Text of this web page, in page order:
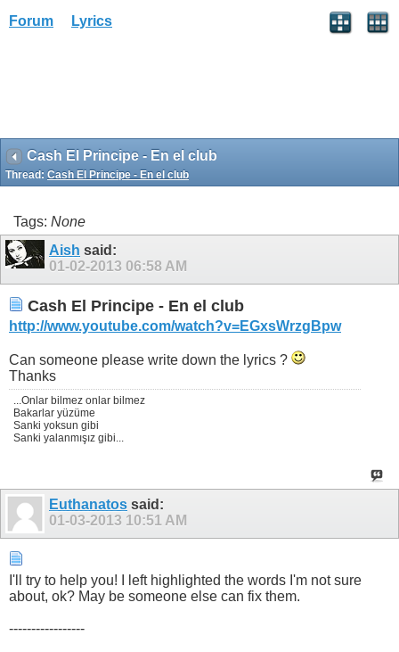
Forum Lyrics
Cash El Principe - En el club
Thread: Cash El Principe - En el club
Tags: None
Aish said:
01-02-2013 06:58 AM
Cash El Principe - En el club
http://www.youtube.com/watch?v=EGxsWrzgBpw
Can someone please write down the lyrics ?
Thanks
...Onlar bilmez onlar bilmez
Bakarlar yüzüme
Sanki yoksun gibi
Sanki yalanmışız gibi...
Euthanatos said:
01-03-2013 10:51 AM
I'll try to help you! I left highlighted the words I'm not sure
about, ok? May be someone else can fix them.
-----------------